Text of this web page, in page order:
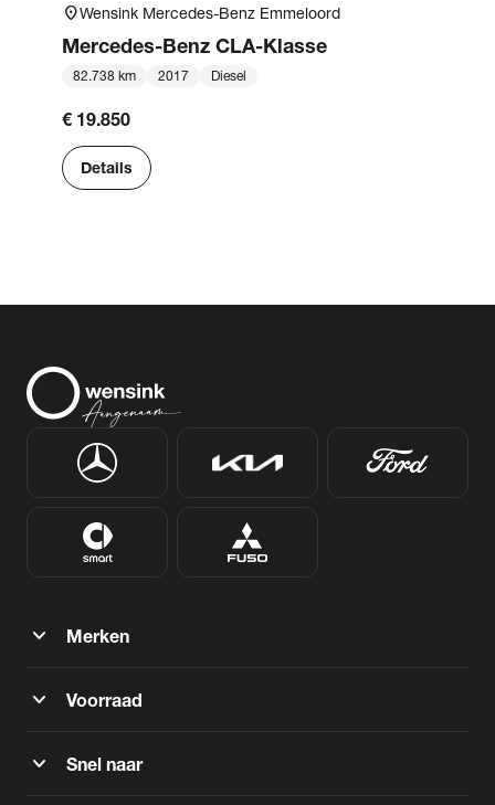
location_onWensink Mercedes-Benz Emmeloord
Mercedes-Benz CLA-Klasse
82.738 km 2017 Diesel
€ 19.850
Details
expand_more Merken
expand_more Voorraad
expand_more Snel naar